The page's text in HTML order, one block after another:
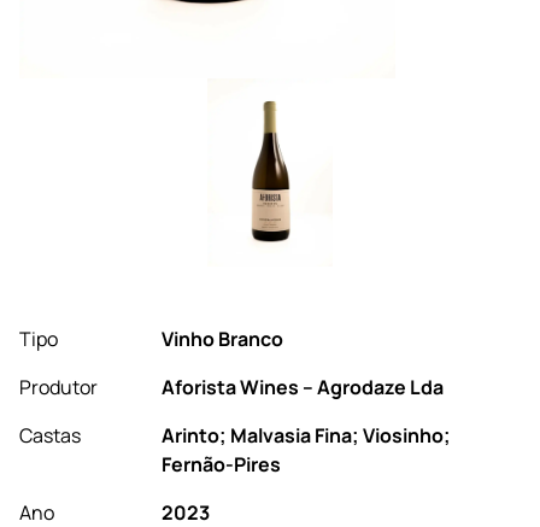
Tipo
Vinho Branco
Produtor
Aforista Wines – Agrodaze Lda
Castas
Arinto; Malvasia Fina; Viosinho;
Fernão-Pires
Ano
2023